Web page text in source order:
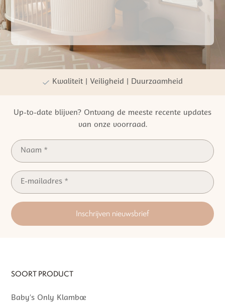
Gratis verzending vanaf €50,- NL
Persoonlijke winkelervaring
Kwaliteit | Veiligheid | Duurzaamheid
Up-to-date blijven? Ontvang de meeste recente updates
van onze voorraad.
Inschrijven nieuwsbrief
SOORT PRODUCT
Baby’s Only Klamboe